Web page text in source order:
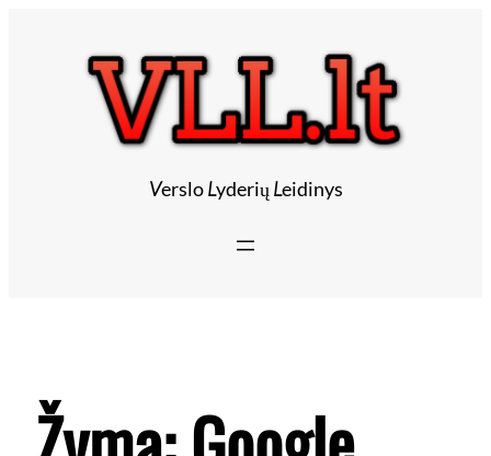
VersloLyderių Leidinys